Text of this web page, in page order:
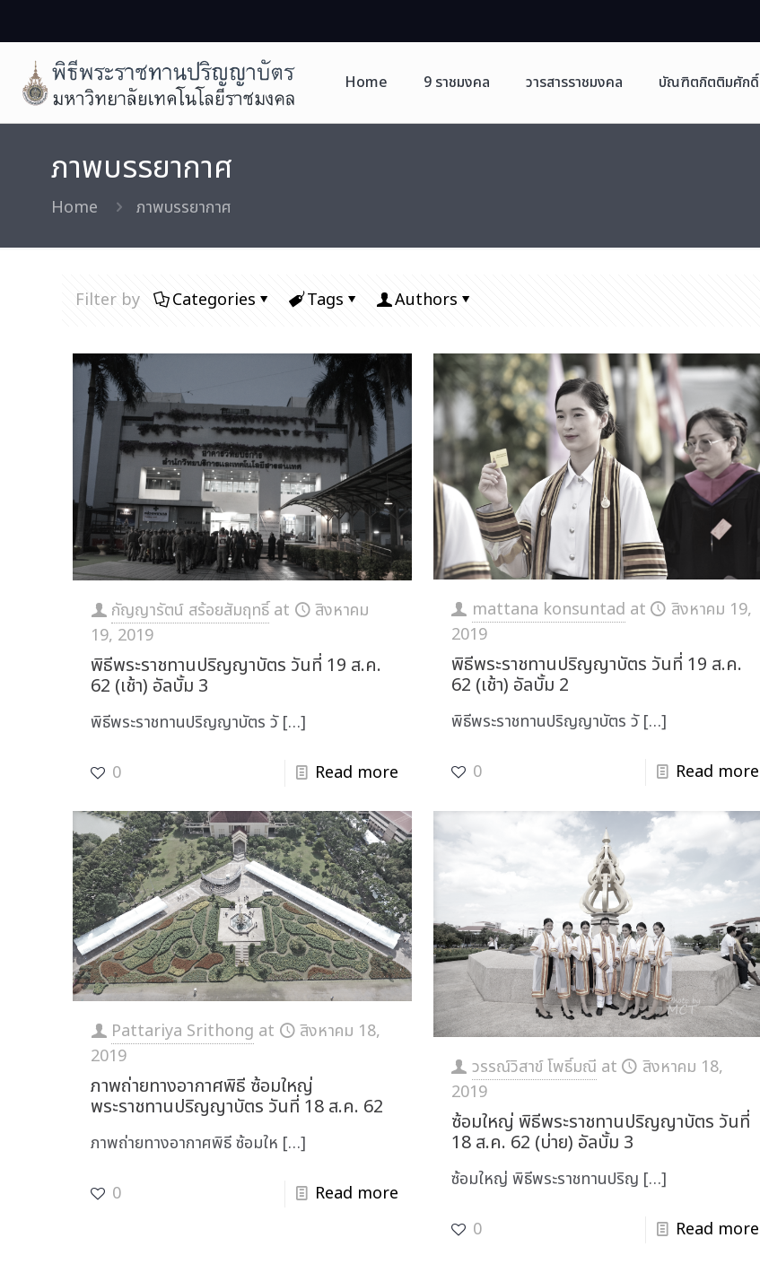
Home 9 ราชมงคล วารสารราชมงคล บัณฑิตกิตติมศักดิ์
ภาพบรรยากาศ
Home ภาพบรรยากาศ
Filter by Categories Tags Authors
กัญญารัตน์ สร้อยสัมฤทธิ์ at
สิงหาคม
19, 2019
พิธีพระราชทานปริญญาบัตร วันที่ 19 ส.ค.
62 (เช้า) อัลบั้ม 3
พิธีพระราชทานปริญญาบัตร วั[…]
0 Read more
mattana konsuntad at
สิงหาคม 19,
2019
พิธีพระราชทานปริญญาบัตร วันที่ 19 ส.ค.
62 (เช้า) อัลบั้ม 2
พิธีพระราชทานปริญญาบัตร วั[…]
0 Read more
Pattariya Srithong at
สิงหาคม 18,
2019
ภาพถ่ายทางอากาศพิธี ซ้อมใหญ่
พระราชทานปริญญาบัตร วันที่ 18 ส.ค. 62
ภาพถ่ายทางอากาศพิธี ซ้อมให […]
0 Read more
วรรณ์วิสาข์ โพธิ์มณี at
สิงหาคม 18,
2019
ซ้อมใหญ่ พิธีพระราชทานปริญญาบัตร วันที่
18 ส.ค. 62 (บ่าย) อัลบั้ม 3
ซ้อมใหญ่ พิธีพระราชทานปริญ […]
0 Read more